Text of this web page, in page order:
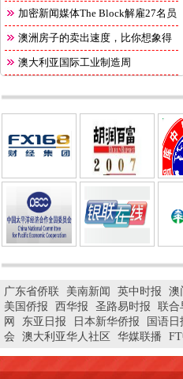
多 加密新闻媒体The Block解雇27名员
澳洲房子的卖出速度，比你想象得
快 澳大利亚国际工业制造周
广东省侨联 美南新闻 英中时报 澳
美国侨报
西华报 圣路易时报 联合
网
东亚日报 日本新华侨报 国语日
会
澳大利亚华人社区 华媒联播